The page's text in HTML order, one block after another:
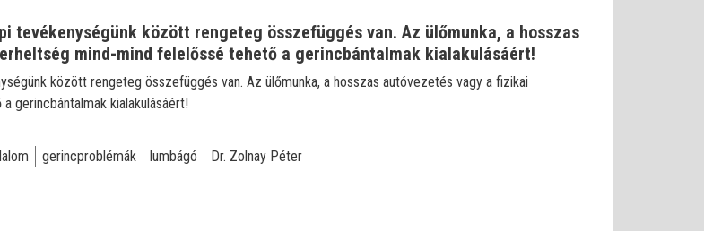
tevékenységünk között rengeteg összefüggés van. Az ülőmunka, a hosszas
mind-mind felelőssé tehető a gerincbántalmak kialakulásáért!
között rengeteg összefüggés van. Az ülőmunka, a hosszas autóvezetés vagy a fizikai
gerincbántalmak kialakulásáért!
gerincproblémák lumbágó Dr. Zolnay Péter